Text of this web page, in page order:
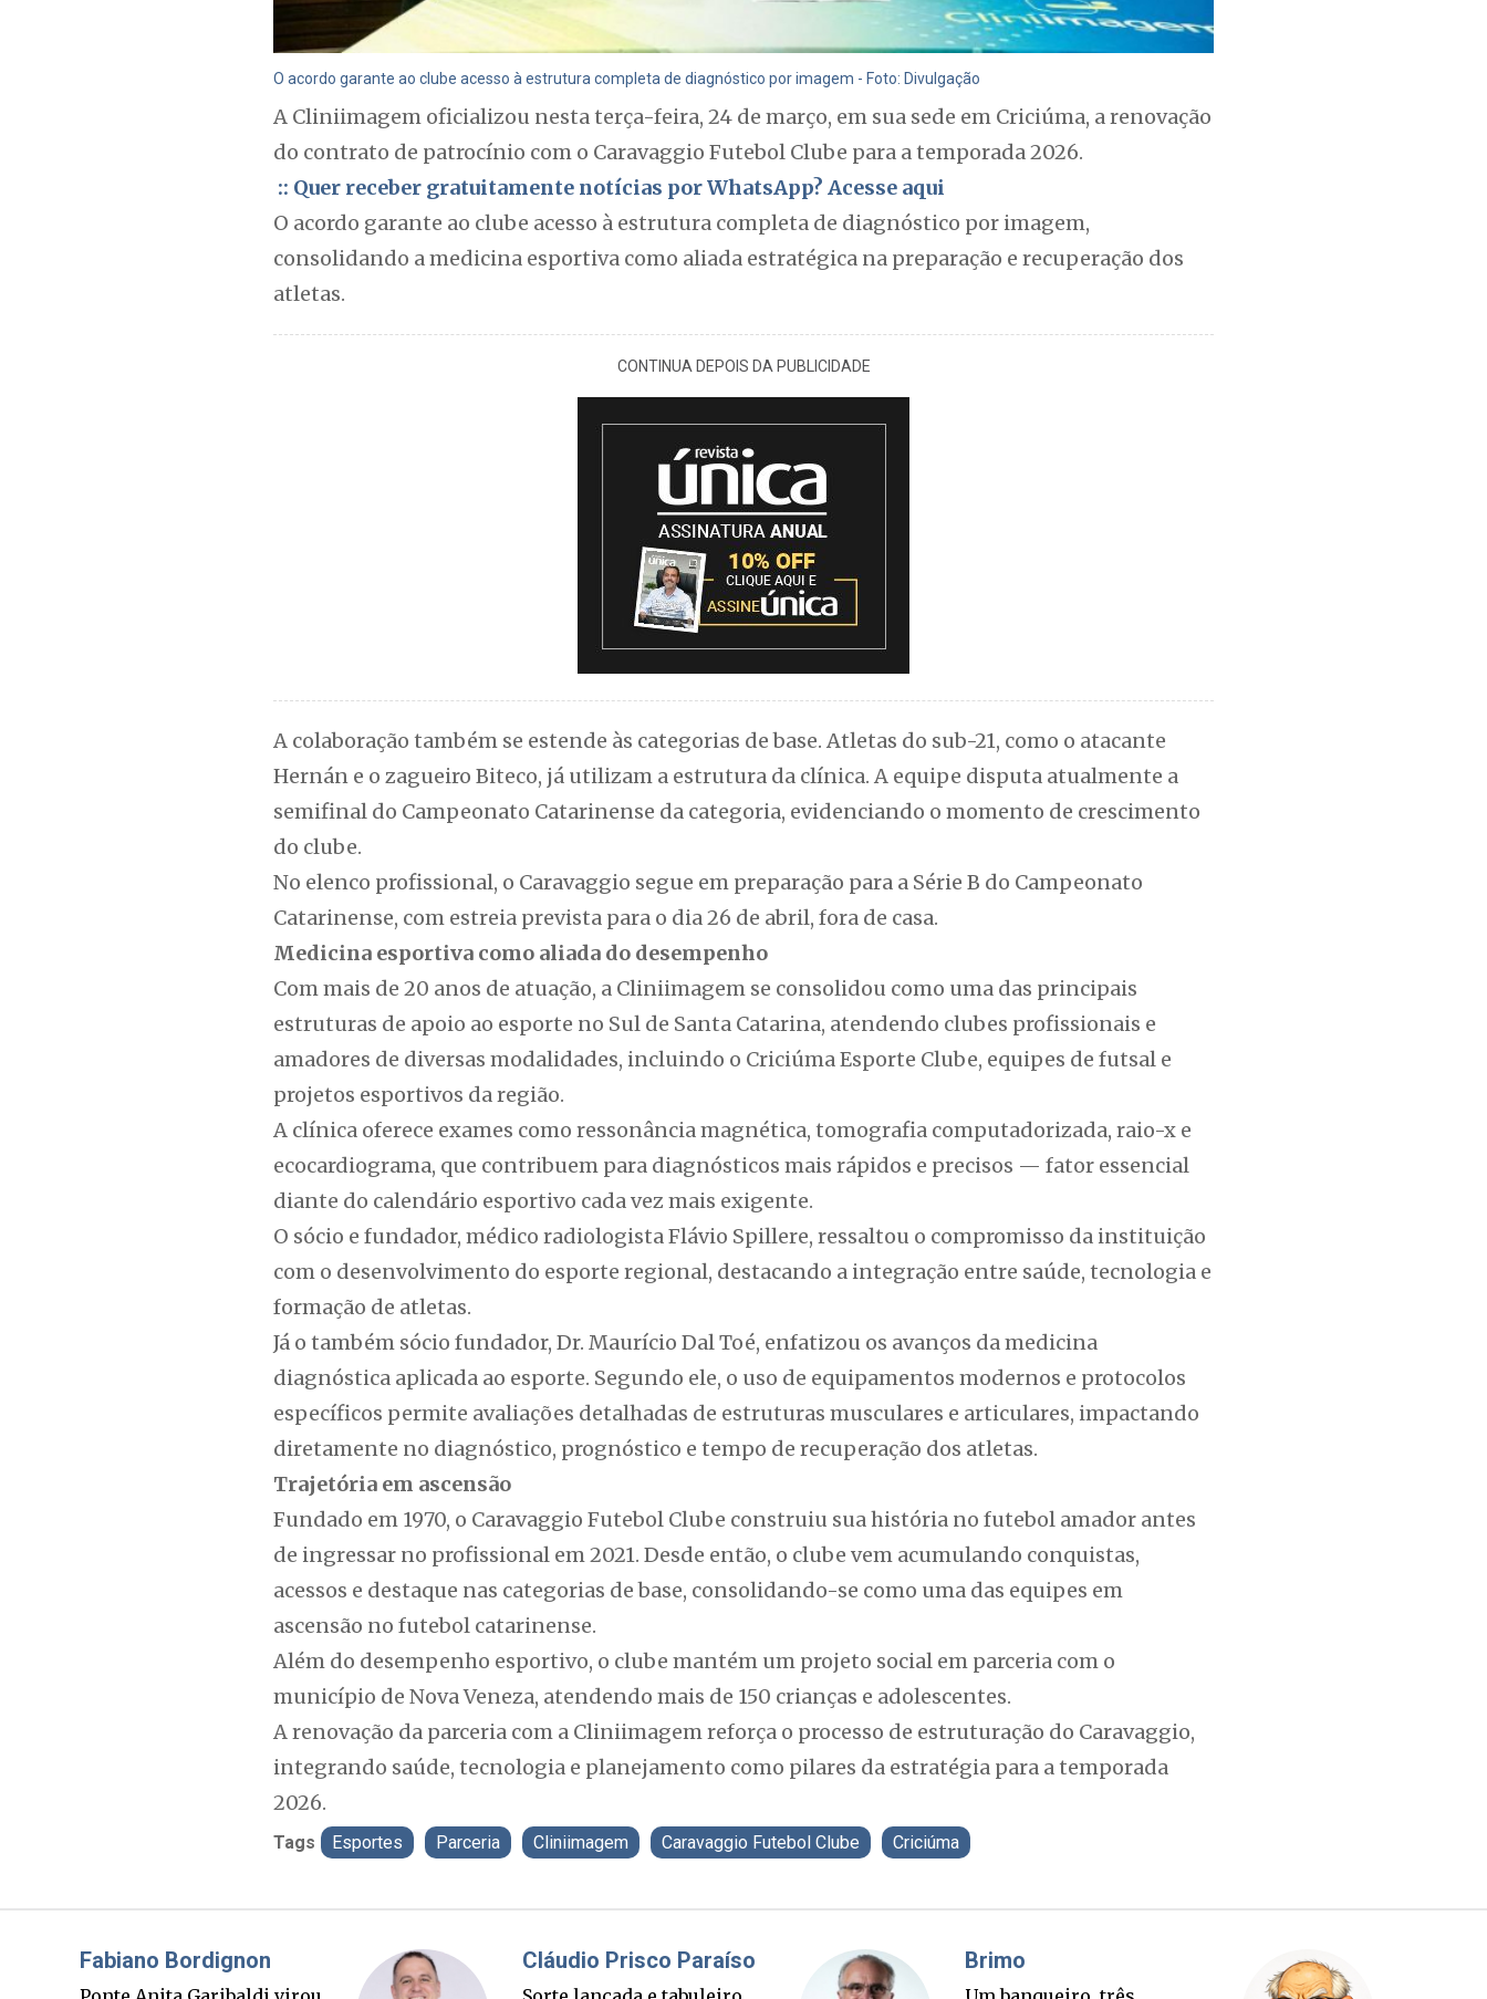
O acordo garante ao clube acesso à estrutura completa de diagnóstico por imagem - Foto: Divulgação
A Cliniimagem oficializou nesta terça-feira, 24 de março, em sua sede em Criciúma, a renovação
do contrato de patrocínio com o Caravaggio Futebol Clube para a temporada 2026.
:: Quer receber gratuitamente notícias por WhatsApp? Acesse aqui
O acordo garante ao clube acesso à estrutura completa de diagnóstico por imagem,
consolidando a medicina esportiva como aliada estratégica na preparação e recuperação dos
atletas.
CONTINUA DEPOIS DA PUBLICIDADE
A colaboração também se estende às categorias de base. Atletas do sub-21, como o atacante
Hernán e o zagueiro Biteco, já utilizam a estrutura da clínica. A equipe disputa atualmente a
semifinal do Campeonato Catarinense da categoria, evidenciando o momento de crescimento
do clube.
No elenco profissional, o Caravaggio segue em preparação para a Série B do Campeonato
Catarinense, com estreia prevista para o dia 26 de abril, fora de casa.
Medicina esportiva como aliada do desempenho
Com mais de 20 anos de atuação, a Cliniimagem se consolidou como uma das principais
estruturas de apoio ao esporte no Sul de Santa Catarina, atendendo clubes profissionais e
amadores de diversas modalidades, incluindo o Criciúma Esporte Clube, equipes de futsal e
projetos esportivos da região.
A clínica oferece exames como ressonância magnética, tomografia computadorizada, raio-x e
ecocardiograma, que contribuem para diagnósticos mais rápidos e precisos — fator essencial
diante do calendário esportivo cada vez mais exigente.
O sócio e fundador, médico radiologista Flávio Spillere, ressaltou o compromisso da instituição
com o desenvolvimento do esporte regional, destacando a integração entre saúde, tecnologia e
formação de atletas.
Já o também sócio fundador, Dr. Maurício Dal Toé, enfatizou os avanços da medicina
diagnóstica aplicada ao esporte. Segundo ele, o uso de equipamentos modernos e protocolos
específicos permite avaliações detalhadas de estruturas musculares e articulares, impactando
diretamente no diagnóstico, prognóstico e tempo de recuperação dos atletas.
Trajetória em ascensão
Fundado em 1970, o Caravaggio Futebol Clube construiu sua história no futebol amador antes
de ingressar no profissional em 2021. Desde então, o clube vem acumulando conquistas,
acessos e destaque nas categorias de base, consolidando-se como uma das equipes em
ascensão no futebol catarinense.
Além do desempenho esportivo, o clube mantém um projeto social em parceria com o
município de Nova Veneza, atendendo mais de 150 crianças e adolescentes.
A renovação da parceria com a Cliniimagem reforça o processo de estruturação do Caravaggio,
integrando saúde, tecnologia e planejamento como pilares da estratégia para a temporada
2026.
Tags Esportes Parceria Cliniimagem Caravaggio Futebol Clube Criciúma
Misael Elias Fabiano Bordignon Cláudio Prisco Paraíso